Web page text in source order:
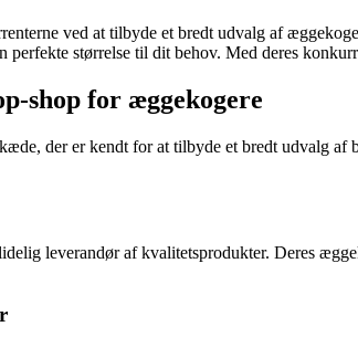
ved at tilbyde et bredt udvalg af
perfekte størrelse til dit behov. Med deres
shop for æggekogere
der er kendt for at tilbyde et bredt udvalg
leverandør af kvalitetsprodukter. Deres